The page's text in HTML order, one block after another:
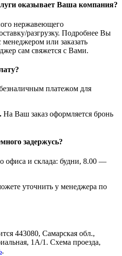
оказывает Ваша компания?
нержавеющего
разгрузку. Подробнее Вы
менеджером или заказать
сам свяжется с Вами.
платежом для
На Ваш заказ оформляется бронь
задержусь?
офиса и склада: будни, 8.00 —
уточнить у менеджера по
443080, Самарская обл.,
1А/1. Схема проезда,
.